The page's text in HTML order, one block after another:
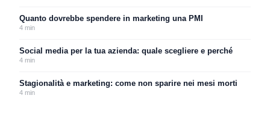
Quanto dovrebbe spendere in marketing una PMI
4 min
Social media per la tua azienda: quale scegliere e perché
4 min
Stagionalità e marketing: come non sparire nei mesi morti
4 min